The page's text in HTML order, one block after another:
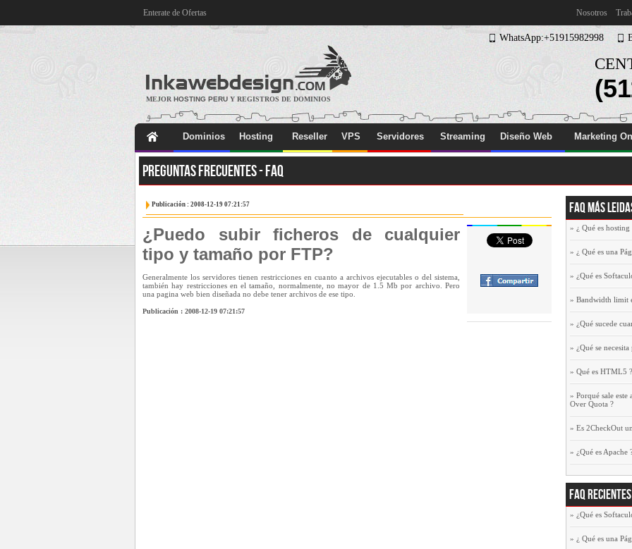
Enterate de Ofertas Nosotros
WhatsApp:+51915982998
MEJOR HOSTING PERU Y REGISTROS DE DOMINIOS
Dominios Hosting Reseller VPS Servidores Streaming Diseño Web Marketing
Preguntas Frecuentes - FAQ
Publicación : 2008-12-19 07:21:57
¿Puedo subir ficheros de cualquier
tipo y tamaño por FTP?
Generalmente los servidores tienen restricciones en cuanto a archivos ejecutables o del sistema,
también hay restricciones en el tamaño, normalmente, no mayor de 1.5 Mb por archivo. Pero
una pagina web bien diseñada no debe tener archivos de ese tipo.
Publicación : 2008-12-19 07:21:57
FAQ más
» ¿ Qué es
» ¿ Qué es una
» ¿Qué es
» Bandwidth limit
» ¿Qué sucede
» ¿Qué se
» Qué es HTML5 ?
» Porqué sale
Over Quota ?
» Es 2CheckOut
» ¿Qué es Apache
FAQ Recientes
» ¿Qué es
» ¿ Qué es una